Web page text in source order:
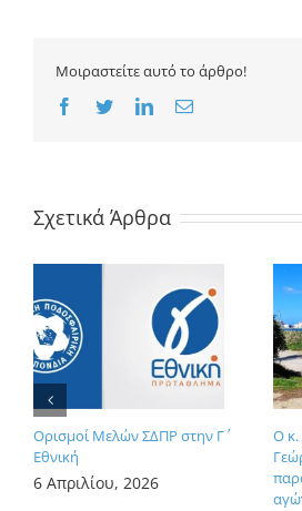
Μοιραστείτε αυτό το άρθρο!
Facebook
TwitterLinkedInEmail
Σχετικά Άρθρα
Ορισμοί Μελών ΣΔΠΡ στην Γ΄
Εθνική
6 Απριλίου, 2026
Ο κ.